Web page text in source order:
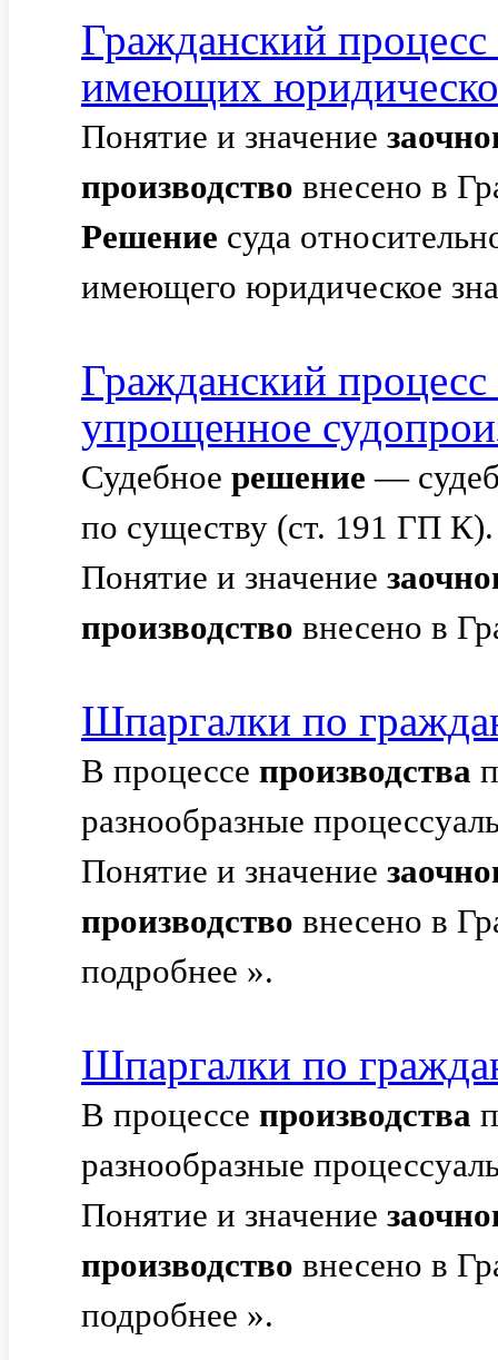
Гражданский
имеющих
Понятие и значение
производство внесено в
Решение суда
имеющего юридическое
Гражданский
упрощенное
Судебное решение —
по существу (ст. 191 ГП
Понятие и значение
производство внесено в
Шпаргалки по
В процессе производства
разнообразные
Понятие и значение
производство внесено в
подробнее ».
Шпаргалки по
В процессе производства
разнообразные
Понятие и значение
производство внесено в
подробнее ».